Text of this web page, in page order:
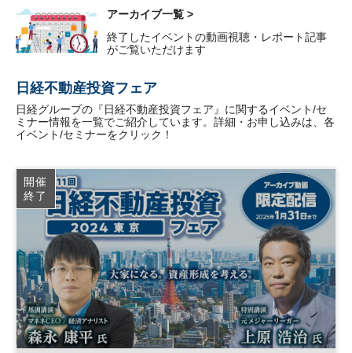
アーカイブ一覧 >
終了したイベントの動画視聴・レポート記事
がご覧いただけます
日経不動産投資フェア
日経グループの『日経不動産投資フェア』に関するイベント/セ
ミナー情報を一覧でご紹介しています。詳細・お申し込みは、各
イベント/セミナーをクリック！
開催
終了